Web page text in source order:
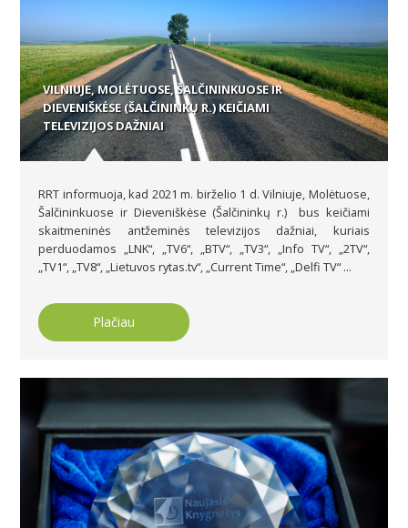
VILNIUJE, MOLĖTUOSE, ŠALČININKUOSE IR
DIEVENIŠKĖSE (ŠALČININKŲ R.) KEIČIAMI
TELEVIZIJOS DAŽNIAI
RRT informuoja, kad 2021 m. birželio 1 d. Vilniuje, Molėtuose,
Šalčininkuose ir Dieveniškėse (Šalčininkų r.) bus keičiami
skaitmeninės antžeminės televizijos dažniai, kuriais
perduodamos „LNK“, „TV6“, „BTV“, „TV3“, „Info TV“, „2TV“,
„TV1“, „TV8“, „Lietuvos rytas.tv“, „Current Time“, „Delfi TV“ ...
Plačiau